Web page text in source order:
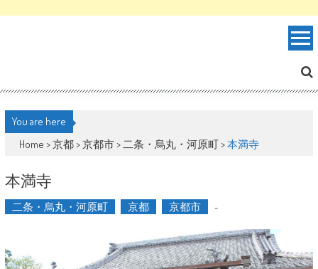
You are here
Home >京都>京都市>二条・烏丸・河原町>本満寺
本満寺
二条・烏丸・河原町 京都 京都市 -